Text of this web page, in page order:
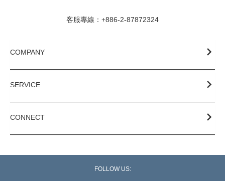
客服專線：+886-2-87872324
COMPANY
SERVICE
CONNECT
FOLLOW US: